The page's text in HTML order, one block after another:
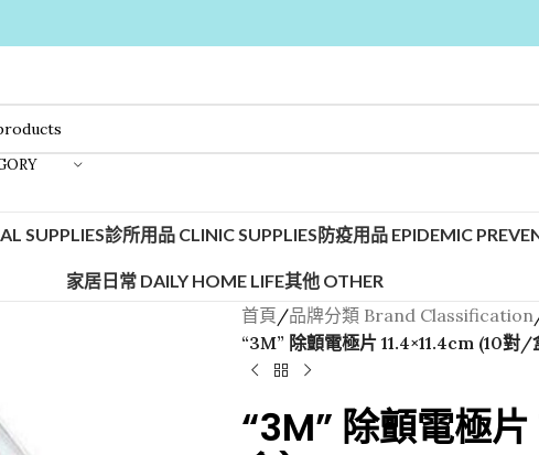
SUPPLIES診所用品 CLINIC SUPPLIES防疫用品 EPIDEMIC
家居日常 DAILY HOME LIFE其他 OTHER
首頁/品牌分類 Brand Classification
“3M” 除顫電極片 11.4×11.4cm (10對/
“3M” 除顫電極